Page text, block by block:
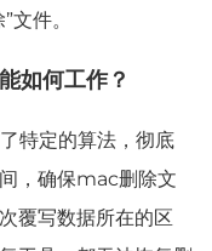
件。
如何工作？
特定的算法，彻底
，确保mac删除文
覆写数据所在的区